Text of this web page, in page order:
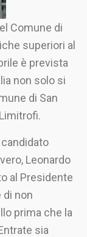
Comune di
superiori al
è prevista
non solo si
di San
Leonardo
al Presidente
di non
prima che la
sia